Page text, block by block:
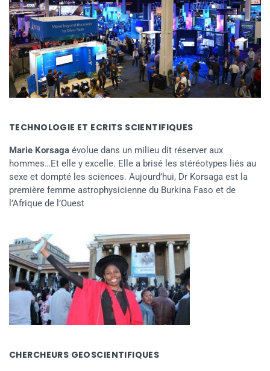
TECHNOLOGIE ET ECRITS SCIENTIFIQUES
Marie Korsaga évolue dans un milieu dit réserver aux
hommes…Et elle y excelle. Elle a brisé les stéréotypes liés au
sexe et dompté les sciences. Aujourd’hui, Dr Korsaga est la
première femme astrophysicienne du Burkina Faso et de
l’Afrique de l’Ouest
CHERCHEURS GEOSCIENTIFIQUES